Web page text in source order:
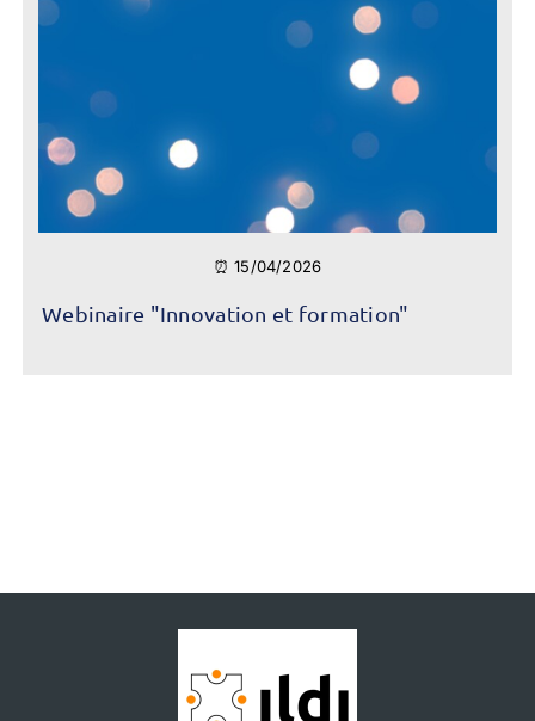
⏰ 15/04/2026
Webinaire "Innovation et formation"